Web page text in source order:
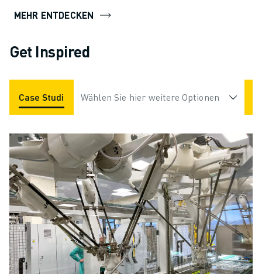
MEHR ENTDECKEN
Get Inspired
Case Studies Applications Industries
Wählen Sie hier weitere Optionen